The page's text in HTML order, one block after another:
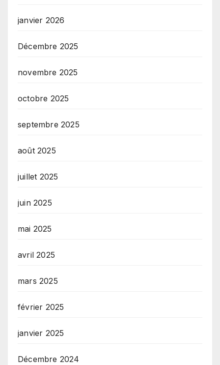
janvier 2026
Décembre 2025
novembre 2025
octobre 2025
septembre 2025
août 2025
juillet 2025
juin 2025
mai 2025
avril 2025
mars 2025
février 2025
janvier 2025
Décembre 2024